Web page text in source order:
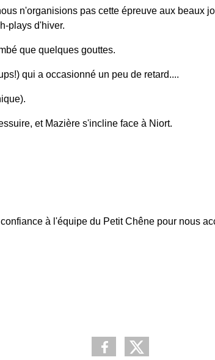
n'organisions pas cette épreuve aux beaux
plays d'hiver.
que quelques gouttes.
qui a occasionné un peu de retard....
et Mazière s'incline face à Niort.
à l'équipe du Petit Chêne pour nous